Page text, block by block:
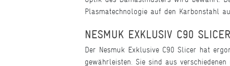
Plasmatechnologie auf den Karbonstahl
NESMUK EXKLUSIV C90
Der Nesmuk Exklusive C90 Slicer hat
gewährleisten. Sie sind aus